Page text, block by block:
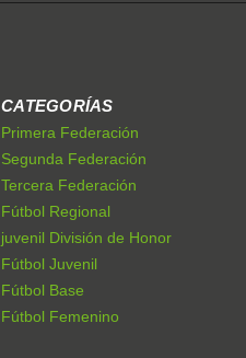
CATEGORÍAS
Primera Federación
Segunda Federación
Tercera Federación
Fútbol Regional
juvenil División de Honor
Fútbol Juvenil
Fútbol Base
Fútbol Femenino